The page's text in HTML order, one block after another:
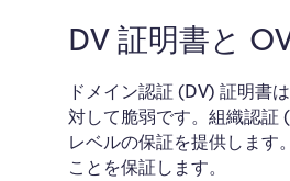
DV 証明書と
ドメイン認証 (DV) 証明書
対して脆弱です。組織認証
レベルの保証を提供します
ことを保証します。